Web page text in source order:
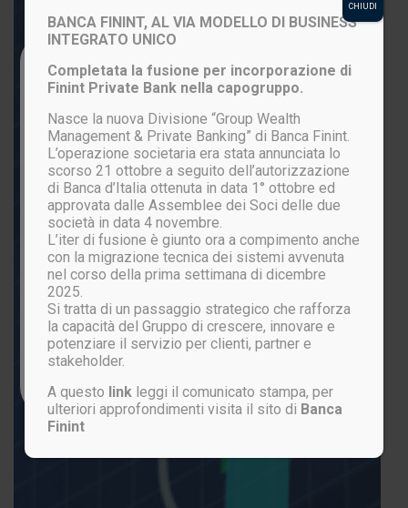
Login to your account
ACCEDI
Password persa?
Non sei ancora registrato?
BANCA FININT, AL VIA MODELLO DI BUSINESS
INTEGRATO UNICO
Completata la fusione per incorporazione di
Finint Private Bank nella capogruppo.
Nasce la nuova Divisione “Group Wealth
Management & Private Banking” di Banca Finint.
L’operazione societaria era stata annunciata lo
scorso 21 ottobre a seguito dell’autorizzazione
di Banca d’Italia ottenuta in data 1° ottobre ed
approvata dalle Assemblee dei Soci delle due
società in data 4 novembre.
L’iter di fusione è giunto ora a compimento anche
con la migrazione tecnica dei sistemi avvenuta
nel corso della prima settimana di dicembre
2025.
Si tratta di un passaggio strategico che rafforza
la capacità del Gruppo di crescere, innovare e
potenziare il servizio per clienti, partner e
stakeholder.
A questo link leggi il comunicato stampa, per
ulteriori approfondimenti visita il sito di Banca
Finint
CHIUDI